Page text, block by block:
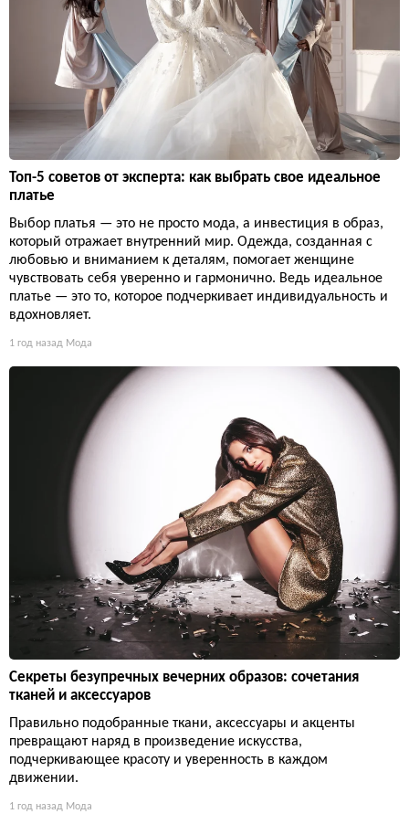
Топ-5 советов от эксперта: как выбрать свое идеальное
платье
Выбор платья — это не просто мода, а инвестиция в образ,
который отражает внутренний мир. Одежда, созданная с
любовью и вниманием к деталям, помогает женщине
чувствовать себя уверенно и гармонично. Ведь идеальное
платье — это то, которое подчеркивает индивидуальность и
вдохновляет.
1 год назад Мода
Секреты безупречных вечерних образов: сочетания
тканей и аксессуаров
Правильно подобранные ткани, аксессуары и акценты
превращают наряд в произведение искусства,
подчеркивающее красоту и уверенность в каждом
движении.
1 год назад Мода